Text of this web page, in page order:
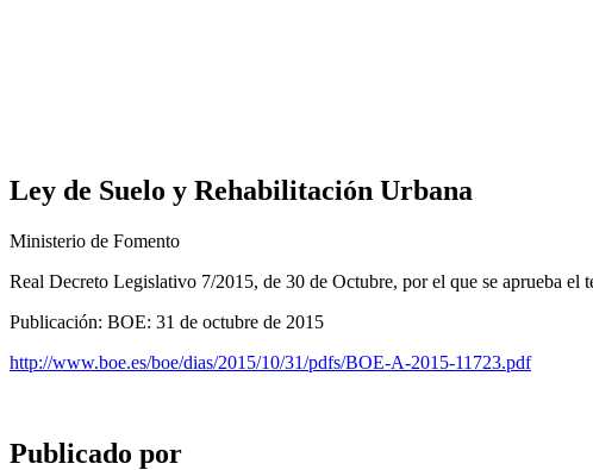
Ley de Suelo y Rehabilitación Urbana
Ministerio de Fomento
Real Decreto Legislativo 7/2015, de 30 de Octubre, por el que se aprueba
Publicación: BOE: 31 de octubre de 2015
http://www.boe.es/boe/dias/2015/10/31/pdfs/BOE-A-2015-11723.pdf
Publicado por